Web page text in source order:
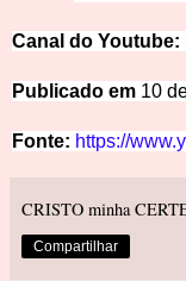
Canal do Youtube:
Publicado em 10
Fonte: https://
CRISTO minha
Compartilhar